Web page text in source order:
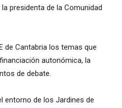
presidenta de la Comunidad
de Cantabria los temas que
autonómica, la
de debate.
entorno de los Jardines de